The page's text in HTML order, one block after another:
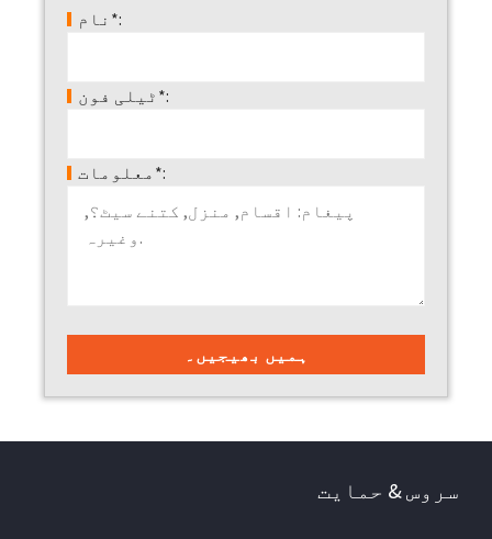
نام*:
ٹیلی فون*:
معلومات*:
سروس & حمایت